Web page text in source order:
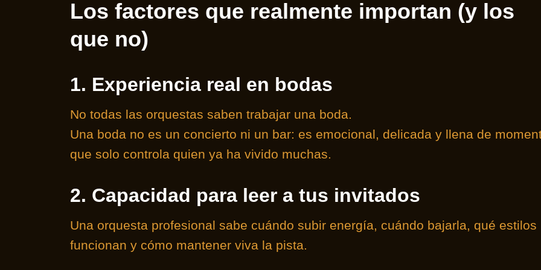
Los factores que realmente importan (y los
que no)
1. Experiencia real en bodas
No todas las orquestas saben trabajar una boda.
Una boda no es un concierto ni un bar: es emocional, delicada y llena de
que solo controla quien ya ha vivido muchas.
2. Capacidad para leer a tus invitados
Una orquesta profesional sabe cuándo subir energía, cuándo bajarla, qué estilos
funcionan y cómo mantener viva la pista.